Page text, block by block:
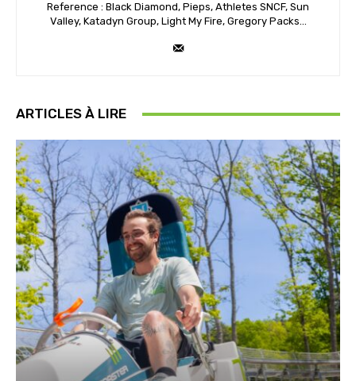
Reference : Black Diamond, Pieps, Athletes SNCF, Sun
Valley, Katadyn Group, Light My Fire, Gregory Packs...
ARTICLES À LIRE